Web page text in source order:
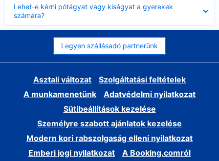
Lehet-e kérni pótágyat vagy kiságyat a gyerekek
számára?
Legyen szállásadó partnerünk
Asztali változat
Szolgáltatási feltételek
A munkamenetünk
Adatvédelmi nyilatkozat
Sütibeállítások kezelése
Személyre szabott ajánlatok kezelése
Modern kori rabszolgaság elleni nyilatkozat
Emberi jogi nyilatkozat
A Booking.comról